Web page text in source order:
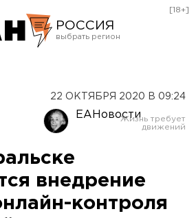
РОССИЯ
Оренбург
[18+]
22 ОКТЯБРЯ 2020 В 09:24
ЕАНовости
внедрение
контроля